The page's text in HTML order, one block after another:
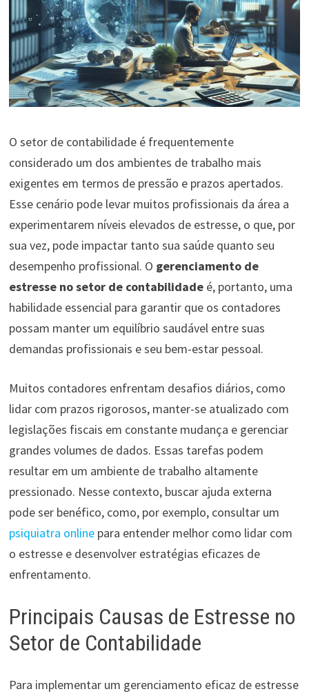
O setor de contabilidade é frequentemente
considerado um dos ambientes de trabalho mais
exigentes em termos de pressão e prazos apertados.
Esse cenário pode levar muitos profissionais da área a
experimentarem níveis elevados de estresse, o que, por
sua vez, pode impactar tanto sua saúde quanto seu
desempenho profissional. O gerenciamento de
estresse no setor de contabilidadeé, portanto, uma
habilidade essencial para garantir que os contadores
possam manter um equilíbrio saudável entre suas
demandas profissionais e seu bem-estar pessoal.
Muitos contadores enfrentam desafios diários, como
lidar com prazos rigorosos, manter-se atualizado com
legislações fiscais em constante mudança e gerenciar
grandes volumes de dados. Essas tarefas podem
resultar em um ambiente de trabalho altamente
pressionado. Nesse contexto, buscar ajuda externa
pode ser benéfico, como, por exemplo, consultar um
psiquiatra onlinepara entender melhor como lidar com
o estresse e desenvolver estratégias eficazes de
enfrentamento.
Principais Causas de Estresse no
Setor de Contabilidade
Para implementar um gerenciamento eficaz de estresse